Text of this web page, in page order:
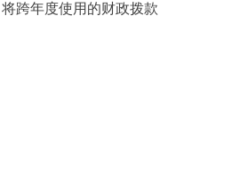
跨年度使用的财政拨款